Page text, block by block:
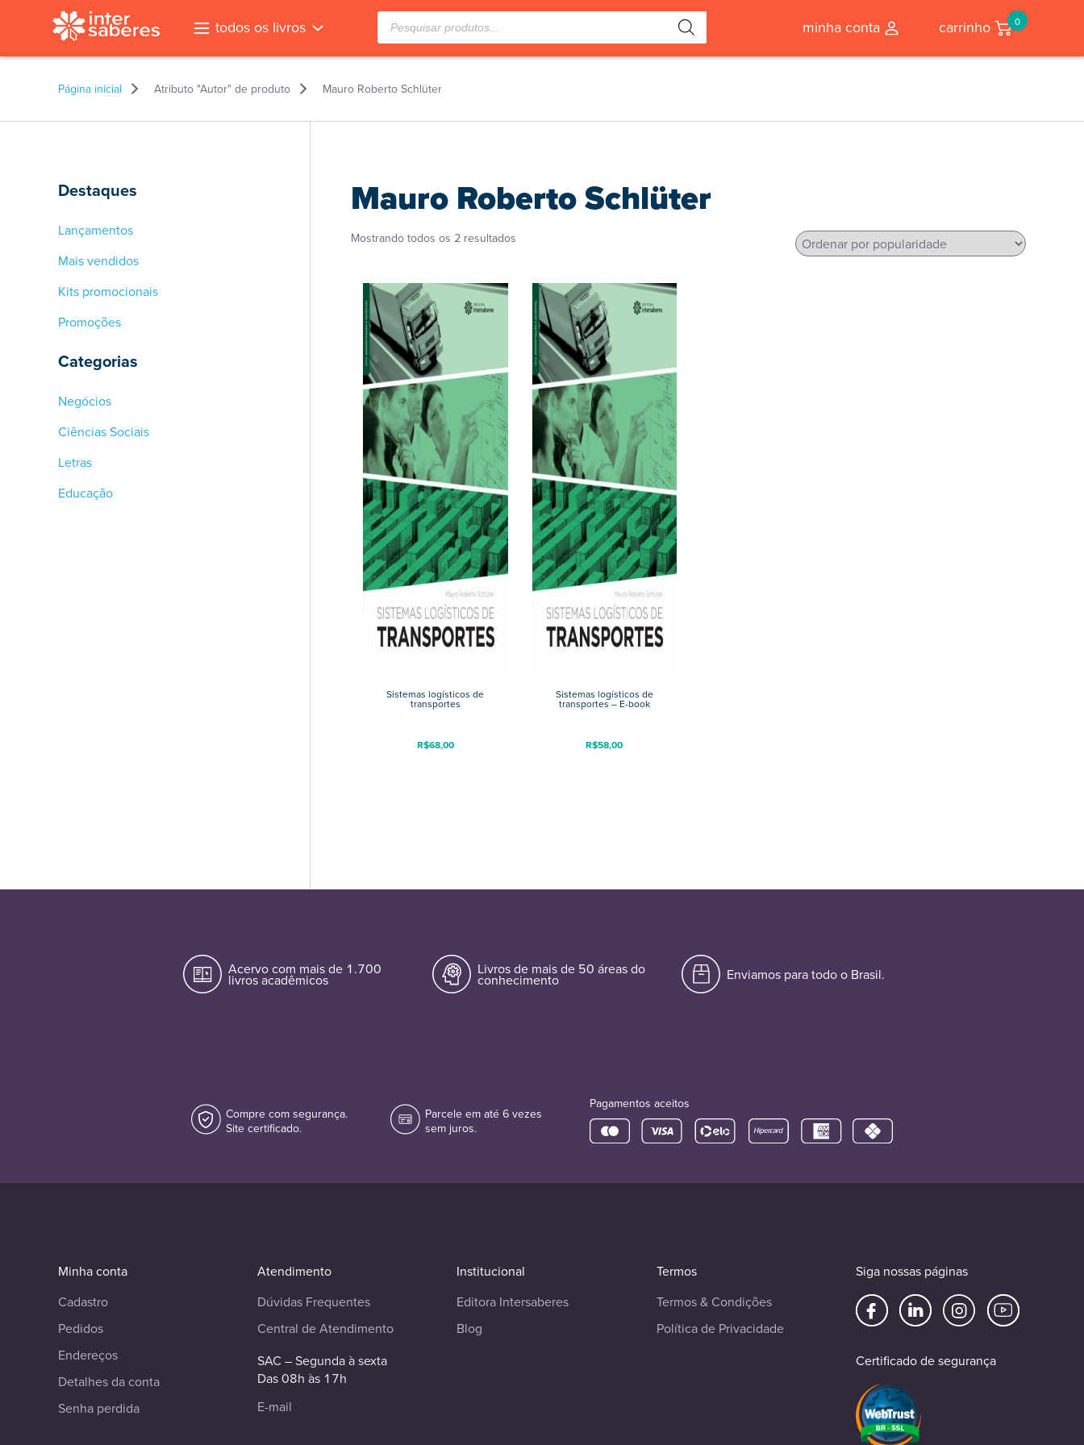
todos os livros
Pesquisar
produtos
minha conta carrinho 0
Página inicial Atributo "Autor" de produto Mauro Roberto Schlüter
Destaques
Lançamentos
Mais vendidos
Kits promocionais
Promoções
Categorias
Negócios
Ciências Sociais
Letras
Educação
Mauro Roberto Schlüter
Mostrando todos os 2 resultados
Sistemas logísticos de
transportes
R$68,00
Sistemas logísticos de
transportes – E-book
R$58,00
Acervo com mais de 1.700
livros acadêmicos
Livros de mais de 50 áreas do
conhecimento Enviamos para todo o Brasil.
Compre com segurança.
Site certificado.
Parcele em até 6 vezes
sem juros.
Pagamentos aceitos
Minha conta
Cadastro
Pedidos
Endereços
Detalhes da conta
Senha perdida
Atendimento
Dúvidas Frequentes
Central de Atendimento
SAC – Segunda à sexta
Das 08h às 17h
E-mail
Institucional
Editora Intersaberes
Blog
Termos
Termos & Condições
Política de Privacidade
Siga nossas páginas
Certificado de segurança